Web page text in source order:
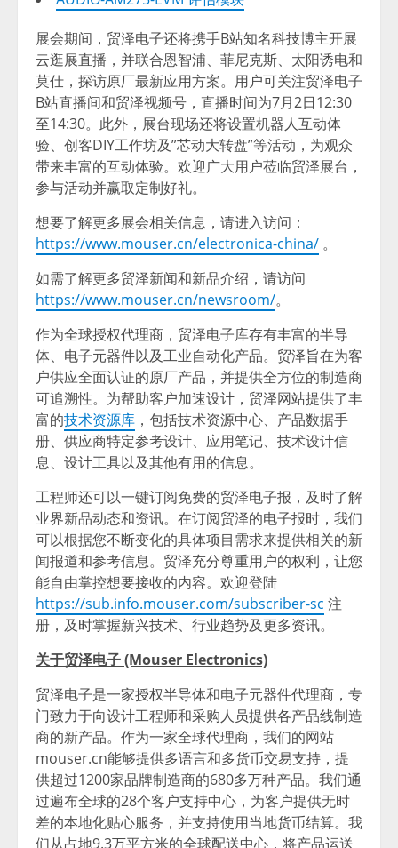
展会期间，贸泽电子还将携手B站知名科技博主开展
云逛展直播，并联合恩智浦、菲尼克斯、太阳诱电和
莫仕，探访原厂最新应用方案。用户可关注贸泽电子
B站直播间和贸泽视频号，直播时间为7月2日12:30
至14:30。此外，展台现场还将设置机器人互动体
验、创客DIY工作坊及”芯动大转盘”等活动，为观众
带来丰富的互动体验。欢迎广大用户莅临贸泽展台，
参与活动并赢取定制好礼。
想要了解更多展会相关信息，请进入访问：
https://www.mouser.cn/electronica-china/ 。
如需了解更多贸泽新闻和新品介绍，请访问
https://www.mouser.cn/newsroom/。
作为全球授权代理商，贸泽电子库存有丰富的半导
体、电子元器件以及工业自动化产品。贸泽旨在为客
户供应全面认证的原厂产品，并提供全方位的制造商
可追溯性。为帮助客户加速设计，贸泽网站提供了丰
富的技术资源库 ，包括技术资源中心、产品数据手
册、供应商特定参考设计、应用笔记、技术设计信
息、设计工具以及其他有用的信息。
工程师还可以一键订阅免费的贸泽电子报，及时了解
业界新品动态和资讯。在订阅贸泽的电子报时，我们
可以根据您不断变化的具体项目需求来提供相关的新
闻报道和参考信息。贸泽充分尊重用户的权利，让您
能自由掌控想要接收的内容。欢迎登陆
https://sub.info.mouser.com/subscriber-sc 注
册，及时掌握新兴技术、行业趋势及更多资讯。
关于贸泽电子(Mouser Electronics)
贸泽电子是一家授权半导体和电子元器件代理商，专
门致力于向设计工程师和采购人员提供各产品线制造
商的新产品。作为一家全球代理商，我们的网站
mouser.cn能够提供多语言和多货币交易支持，提
供超过1200家品牌制造商的680多万种产品。我们通
过遍布全球的28个客户支持中心，为客户提供无时
差的本地化贴心服务，并支持使用当地货币结算。我
们从占地9.3万平方米的全球配送中心，将产品运送